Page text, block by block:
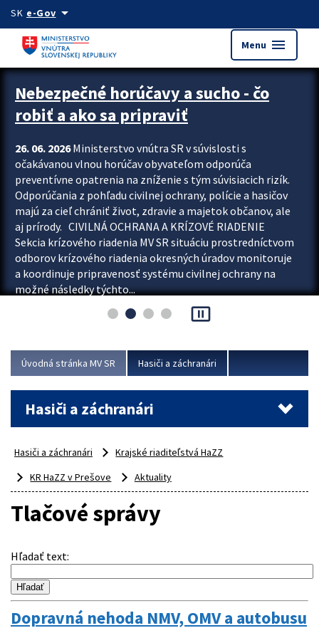
Preskocit na hlavný obsah
SK e-Govarrow_drop_down
Menu menu
Zastavit automatický posun upútavok
Nebezpečné horúčavy a sucho - čo
robiť a ako sa pripraviť
26. 06. 2026Ministerstvo vnútra SR v súvislosti s
očakávanou vlnou horúčav obyvateľom odporúča
preventívne opatrenia na zníženie s tým súvisiacich rizík.
Odporúčania z pohľadu civilnej ochrany, polície a hasičov
majú za cieľ chrániť život, zdravie a majetok občanov, ale
aj prírody. CIVILNÁ OCHRANA A KRÍZOVÉ RIADENIE
Sekcia krízového riadenia MV SR situáciu prostredníctvom
odborov krízového riadenia okresných úradov monitoruje
a koordinuje pripravenosť systému civilnej ochrany na
možné následky týchto...
pause_presentation
Úvodná stránka MV SR Hasiči a záchranári
Hasiči a záchranári
Hasiči a záchranári
Krajské riaditeľstvá HaZZ
KR HaZZ v Prešove
Aktuality
Tlačové správy
Hľadať text:
Dopravná nehoda NMV, OMV a autobusu